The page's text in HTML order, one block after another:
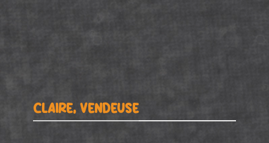
CLAIRE, VENDEUSE